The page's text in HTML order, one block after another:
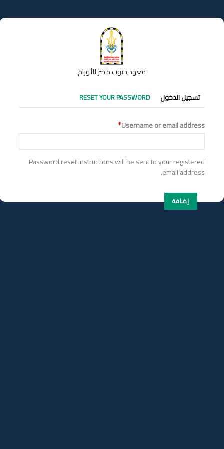
إلى
المحتوى
معهد جنوب مصر للأورام
التبويبات
الأساسية
تسجيل الدخول RESET YOUR PASSWORD
Username or email address
Password reset instructions will be sent to your registered
email address.